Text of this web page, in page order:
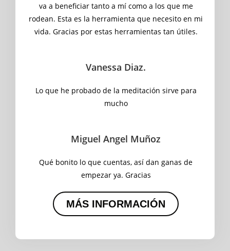
va a beneficiar tanto a mí como a los que me
rodean. Esta es la herramienta que necesito en mi
vida. Gracias por estas herramientas tan útiles.
Vanessa Diaz.
Lo que he probado de la meditación sirve para
mucho
Miguel Angel Muñoz
Qué bonito lo que cuentas, así dan ganas de
empezar ya. Gracias
MÁS INFORMACIÓN